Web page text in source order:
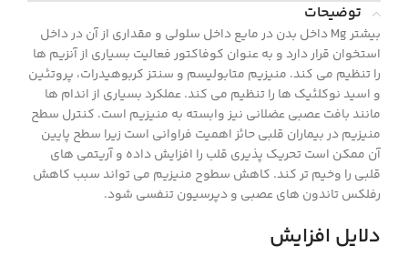
توضیحات
بیشتر Mg داخل بدن در مایع داخل سلولی و مقداری از آن در داخل
استخوان قرار دارد و به عنوان کوفاکتور فعالیت بسیاری از آنزیم ها
را تنظیم می کند. منیزیم متابولیسم و سنتز کربوهیدرات، پروتئین
و اسید نوکلئیک ها را تنظیم می کند. عملکرد بسیاری از اندام ها
مانند بافت عصبی عضلانی نیز وابسته به منیزیم است. کنترل سطح
منیزیم در بیماران قلبی حائز اهمیت فراوانی است زیرا سطح پایین
آن ممکن است تحریک پذیری قلب را افزایش داده و آریتمی های
قلبی را وخیم تر کند. کاهش سطوح منیزیم می تواند سبب کاهش
رفلکس تاندون های عصبی و دپرسیون تنفسی شود.
دلایل افزایش